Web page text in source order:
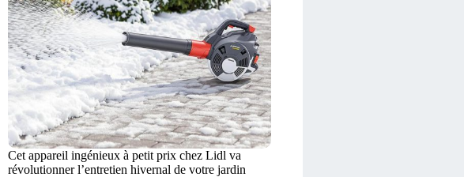
Cet appareil ingénieux à petit prix chez Lidl va
révolutionner l’entretien hivernal de votre jardin